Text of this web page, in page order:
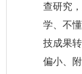
查研究
学、不
技成果
偏小、